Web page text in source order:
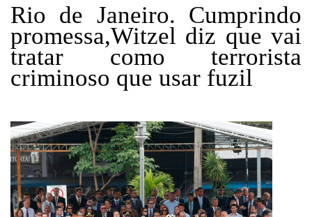
Rio de Janeiro. Cumprindo
promessa,Witzel diz que vai
tratar como terrorista
criminoso que usar fuzil